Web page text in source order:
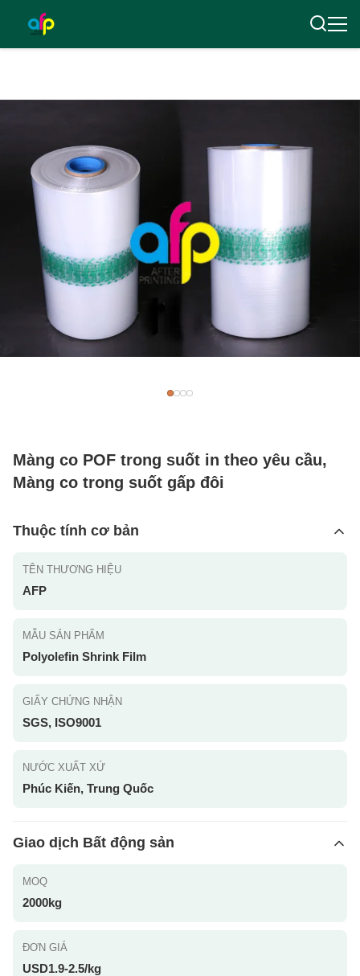
Màng co POF trong suốt in theo yêu cầu,
Màng co trong suốt gấp đôi
Thuộc tính cơ bản
TÊN THƯƠNG HIỆU
AFP
MẪU SẢN PHẨM
Polyolefin Shrink Film
GIẤY CHỨNG NHẬN
SGS, ISO9001
NƯỚC XUẤT XỨ
Phúc Kiến, Trung Quốc
Giao dịch Bất động sản
MOQ
2000kg
ĐƠN GIÁ
USD1.9-2.5/kg